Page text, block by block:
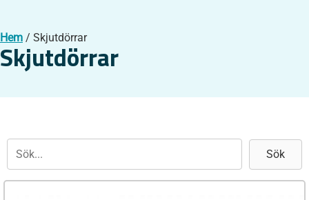
Hem / Skjutdörrar
Skjutdörrar
Sök